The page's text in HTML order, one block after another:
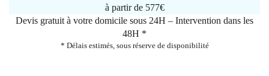
à partir de 577€
Devis gratuit à votre domicile sous 24H – Intervention dans les
48H *
* Délais estimés, sous réserve de disponibilité